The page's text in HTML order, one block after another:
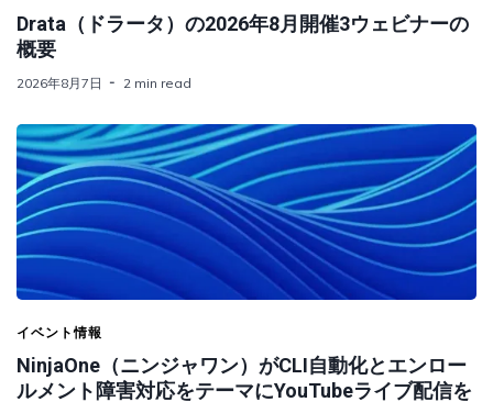
Drata（ドラータ）の2026年8月開催3ウェビナーの
概要
2026年8月7日 2 min read
イベント情報
NinjaOne（ニンジャワン）がCLI自動化とエンロー
ルメント障害対応をテーマにYouTubeライブ配信を